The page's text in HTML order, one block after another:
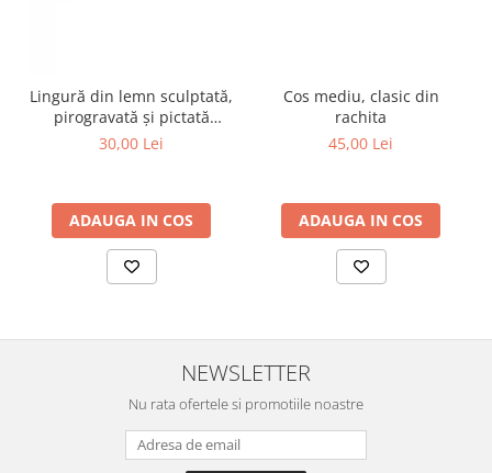
Lingură din lemn sculptată,
pirogravată și pictată
manual
30,00 Lei
ADAUGA IN COS
Cos mediu, clasic din
rachita
45,00 Lei
ADAUGA IN COS
NEWSLETTER
Nu rata ofertele si promotiile noastre